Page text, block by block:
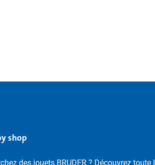
shop
des jouets BRUDER ? Découvrez toute